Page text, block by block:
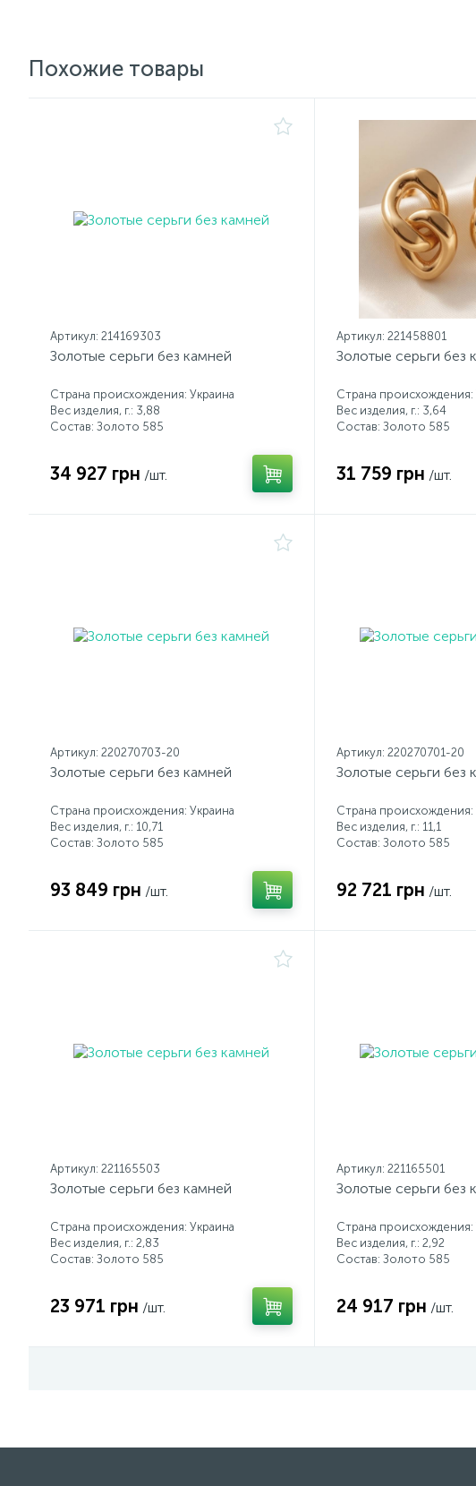
Похожие товары
Артикул: 214169303
Золотые серьги без камней
Страна происхождения: Украина
Вес изделия, г.: 3,88
Состав: Золото 585
34 927 грн /шт.
Артикул: 221458801
Золотые серьги без
Страна происхождения:
Вес изделия, г.: 3,64
Состав: Золото 585
31 759 грн /шт.
Артикул: 220270703-20
Золотые серьги без камней
Страна происхождения: Украина
Вес изделия, г.: 10,71
Состав: Золото 585
93 849 грн /шт.
Артикул: 220270701-20
Золотые серьги без
Страна происхождения:
Вес изделия, г.: 11,1
Состав: Золото 585
92 721 грн /шт.
Артикул: 221165503
Золотые серьги без камней
Страна происхождения: Украина
Вес изделия, г.: 2,83
Состав: Золото 585
23 971 грн /шт.
Артикул: 221165501
Золотые серьги без
Страна происхождения:
Вес изделия, г.: 2,92
Состав: Золото 585
24 917 грн /шт.